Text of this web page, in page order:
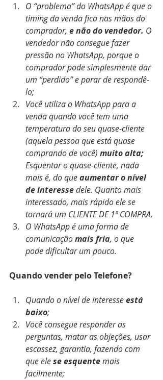
O “problema” do WhatsApp é que o
timing da venda fica nas mãos do
comprador, e não do vendedor. O
vendedor não consegue fazer
pressão no WhatsApp, porque o
comprador pode simplesmente dar
um “perdido” e parar de respondê-
lo;
Você utiliza o WhatsApp para a
venda quando você tem uma
temperatura do seu quase-cliente
(aquela pessoa que está quase
comprando de você) muito alta;
Esquentar o quase-cliente, nada
mais é, do que aumentar o nível
de interesse dele. Quanto mais
interessado, mais rápido ele se
tornará um CLIENTE DE 1ª COMPRA.
O WhatsApp é uma forma de
comunicação mais fria, o que
pode dificultar um pouco.
Quando vender pelo Telefone?
Quando o nível de interesse está
baixo;
Você consegue responder as
perguntas, matar as objeções, usar
escassez, garantia, fazendo com
que ele se esquente mais
facilmente;